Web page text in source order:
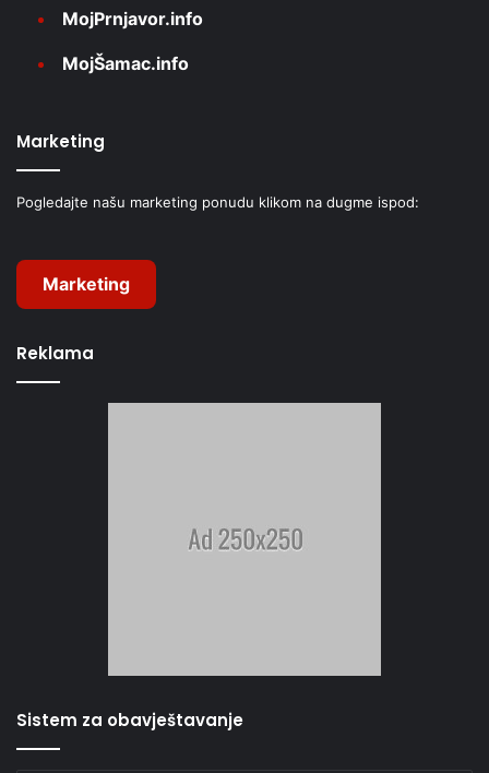
MojPrnjavor.info
MojŠamac.info
Marketing
Pogledajte našu marketing ponudu klikom na dugme ispod:
Marketing
Reklama
Sistem za obavještavanje